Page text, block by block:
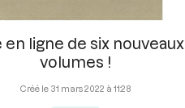
en ligne de six nouveaux
volumes !
31 mars 2022 à 11:28